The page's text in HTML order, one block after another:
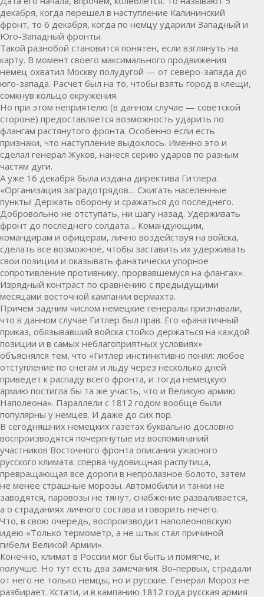
декабря, когда перешел в наступление Калининский
фронт, то 6 декабря, когда по немцу ударили Западный и
Юго-Западный фронты.
Такой разнобой становится понятен, если взглянуть на
карту. В момент своего максимального продвижения
немец охватил Москву полудугой — от северо-запада до
юго-запада. Расчет был на то, чтобы взять город в клещи,
сомкнув кольцо окружения.
Но при этом неприятелю (в данном случае — советской
стороне) предоставляется возможность ударить по
флангам растянутого фронта. Особенно если есть
признаки, что наступление выдохлось. Именно это и
сделал генерал Жуков, нанеся серию ударов по разным
частям дуги.
А уже 16 декабря была издана директива Гитлера.
«Организация заградотрядов… Сжигать населенные
пункты! Держать оборону и сражаться до последнего.
Добровольно не отступать, ни шагу назад. Удерживать
фронт до последнего солдата… Командующим,
командирам и офицерам, лично воздействуя на войска,
сделать все возможное, чтобы заставить их удерживать
свои позиции и оказывать фанатически упорное
сопротивление противнику, прорвавшемуся на флангах».
Изрядный контраст по сравнению с предыдущими
месяцами восточной кампании вермахта.
Причем задним числом немецкие генералы признавали,
что в данном случае Гитлер был прав. Его «фанатичный
приказ, обязывавший войска стойко держаться на каждой
позиции и в самых неблагоприятных условиях»
объяснялся тем, что «Гитлер инстинктивно понял: любое
отступление по снегам и льду через несколько дней
приведет к распаду всего фронта, и тогда немецкую
армию постигла бы та же участь, что и Великую армию
Наполеона». Параллели с 1812 годом вообще были
популярны у немцев. И даже до сих пор.
В сегодняшних немецких газетах буквально дословно
воспроизводятся почерпнутые из воспоминаний
участников Восточного фронта описания ужасного
русского климата: сперва чудовищная распутица,
превращающая все дороги в непролазное болото, затем
не менее страшные морозы. Автомобили и танки не
заводятся, паровозы не тянут, снабжение разваливается,
а о страданиях личного состава и говорить нечего.
Что, в свою очередь, воспроизводит наполеоновскую
идею «Только термометр, а не штык стал причиной
гибели Великой Армии».
Конечно, климат в России мог бы быть и помягче, и
получше. Но тут есть два замечания. Во-первых, страдали
от него не только немцы, но и русские. Генерал Мороз не
разбирает. Кстати, и в кампанию 1812 года русская армия